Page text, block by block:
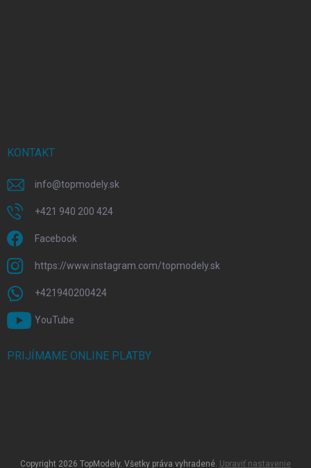
KONTAKT
info@topmodely.sk
+421 940 200 424
Facebook
https://www.instagram.com/topmodely.sk
+421940200424
YouTube
PRIJÍMAME ONLINE PLATBY
Copyright 2026 TopModely. Všetky práva vyhradené. Upraviť nastavenie